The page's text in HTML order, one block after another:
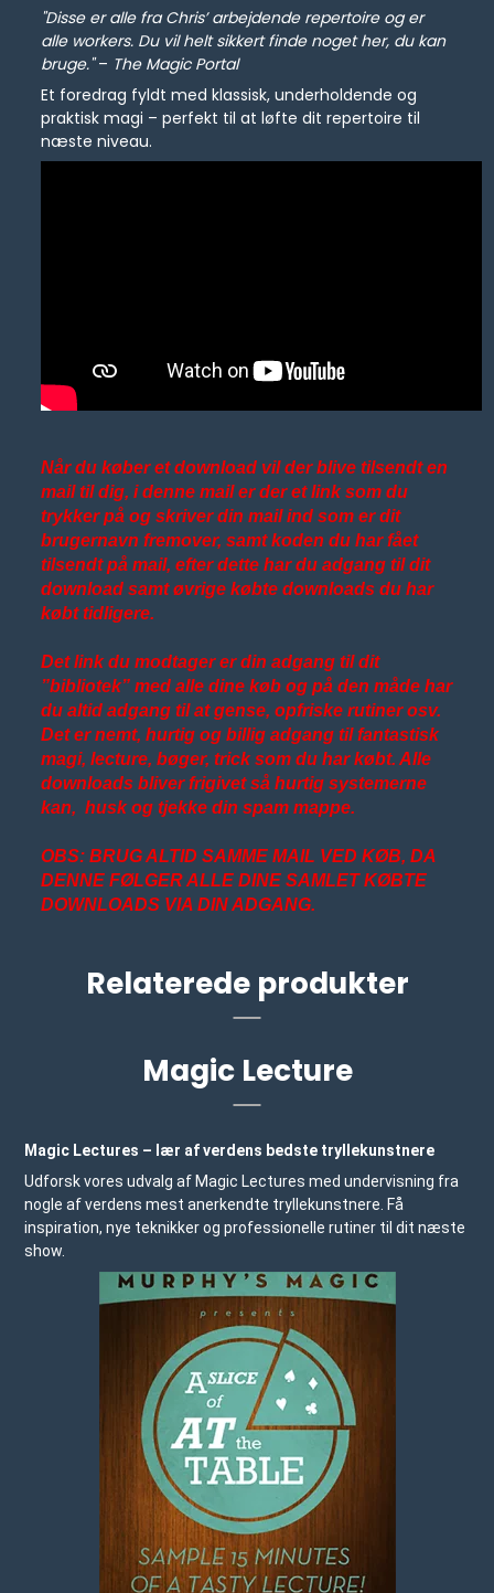
"Disse er alle fra Chris’ arbejdende repertoire og er
alle workers. Du vil helt sikkert finde noget her, du kan
bruge."– The Magic Portal
Et foredrag fyldt med klassisk, underholdende og
praktisk magi – perfekt til at løfte dit repertoire til
næste niveau.
Når du køber et download vil der blive tilsendt en
mail til dig, i denne mail er der et link som du
trykker på og skriver din mail ind som er dit
brugernavn fremover, samt koden du har fået
tilsendt på mail, efter dette har du adgang til dit
download samt øvrige købte downloads du har
købt tidligere.
Det link du modtager er din adgang til dit
”bibliotek” med alle dine køb og på den måde har
du altid adgang til at gense, opfriske rutiner osv.
Det er nemt, hurtig og billig adgang til fantastisk
magi, lecture, bøger, trick som du har købt. Alle
downloads bliver frigivet så hurtig systemerne
kan, husk og tjekke din spam mappe.
OBS: BRUG ALTID SAMME MAIL VED KØB, DA
DENNE FØLGER ALLE DINE SAMLET KØBTE
DOWNLOADS VIA DIN ADGANG.
Relaterede produkter
Magic Lecture
Magic Lectures – lær af verdens bedste tryllekunstnere
Udforsk vores udvalg af Magic Lectures med undervisning fra
nogle af verdens mest anerkendte tryllekunstnere. Få
inspiration, nye teknikker og professionelle rutiner til dit næste
show.